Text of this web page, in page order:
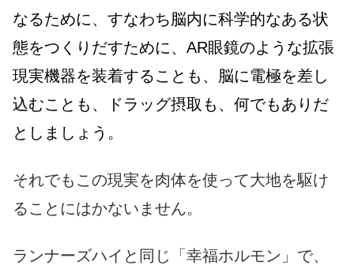
なるために、すなわち脳内に科学的なある状
態をつくりだすために、AR眼鏡のような拡張
現実機器を装着することも、脳に電極を差し
込むことも、ドラッグ摂取も、何でもありだ
としましょう。
それでもこの現実を肉体を使って大地を駆け
ることにはかないません。
ランナーズハイと同じ「幸福ホルモン」で、